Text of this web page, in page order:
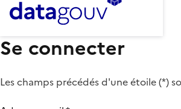
Se connecter
Les champs précédés d'une étoile (*)